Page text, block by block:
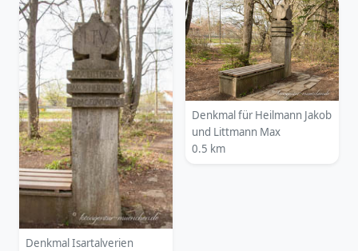
Denkmal Isartalverien
Denkmal für Heilmann Jakob
und Littmann Max
0.5 km